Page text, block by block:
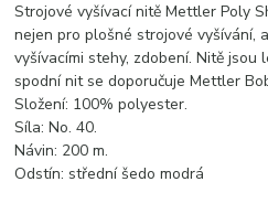
Strojové vyšívací nitě Mettler Poly
nejen pro plošné strojové vyšívání,
vyšívacími stehy, zdobení. Nitě jsou
spodní nit se doporučuje Mettler
Složení: 100% polyester.
Síla: No. 40.
Návin: 200 m.
Odstín: střední šedo modrá